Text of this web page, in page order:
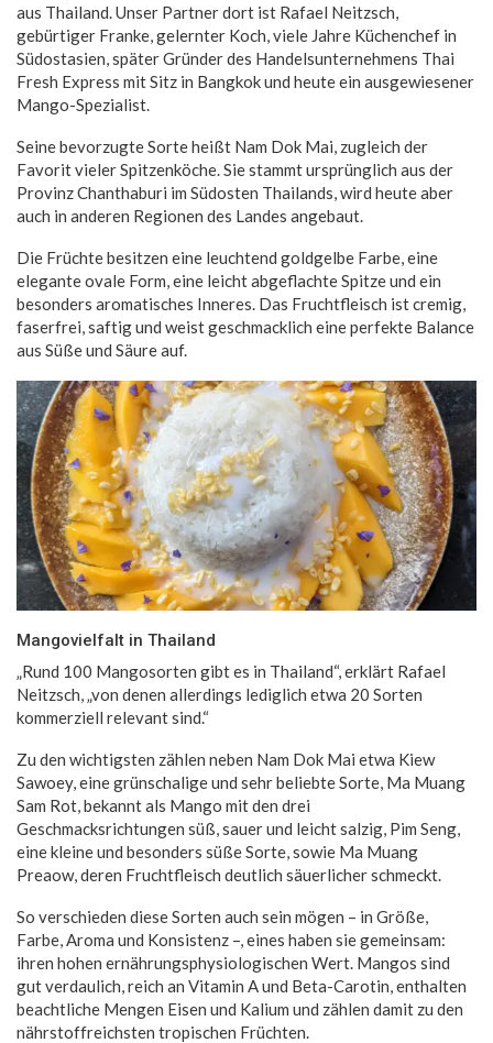
aus Thailand. Unser Partner dort ist Rafael Neitzsch,
gebürtiger Franke, gelernter Koch, viele Jahre Küchenchef in
Südostasien, später Gründer des Handelsunternehmens Thai
Fresh Express mit Sitz in Bangkok und heute ein ausgewiesener
Mango-Spezialist.
Seine bevorzugte Sorte heißt Nam Dok Mai, zugleich der
Favorit vieler Spitzenköche. Sie stammt ursprünglich aus der
Provinz Chanthaburi im Südosten Thailands, wird heute aber
auch in anderen Regionen des Landes angebaut.
Die Früchte besitzen eine leuchtend goldgelbe Farbe, eine
elegante ovale Form, eine leicht abgeflachte Spitze und ein
besonders aromatisches Inneres. Das Fruchtfleisch ist cremig,
faserfrei, saftig und weist geschmacklich eine perfekte Balance
aus Süße und Säure auf.
Mangovielfalt in Thailand
„Rund 100 Mangosorten gibt es in Thailand“, erklärt Rafael
Neitzsch, „von denen allerdings lediglich etwa 20 Sorten
kommerziell relevant sind.“
Zu den wichtigsten zählen neben Nam Dok Mai etwa Kiew
Sawoey, eine grünschalige und sehr beliebte Sorte, Ma Muang
Sam Rot, bekannt als Mango mit den drei
Geschmacksrichtungen süß, sauer und leicht salzig, Pim Seng,
eine kleine und besonders süße Sorte, sowie Ma Muang
Preaow, deren Fruchtfleisch deutlich säuerlicher schmeckt.
So verschieden diese Sorten auch sein mögen – in Größe,
Farbe, Aroma und Konsistenz –, eines haben sie gemeinsam:
ihren hohen ernährungsphysiologischen Wert. Mangos sind
gut verdaulich, reich an Vitamin A und Beta-Carotin, enthalten
beachtliche Mengen Eisen und Kalium und zählen damit zu den
nährstoffreichsten tropischen Früchten.